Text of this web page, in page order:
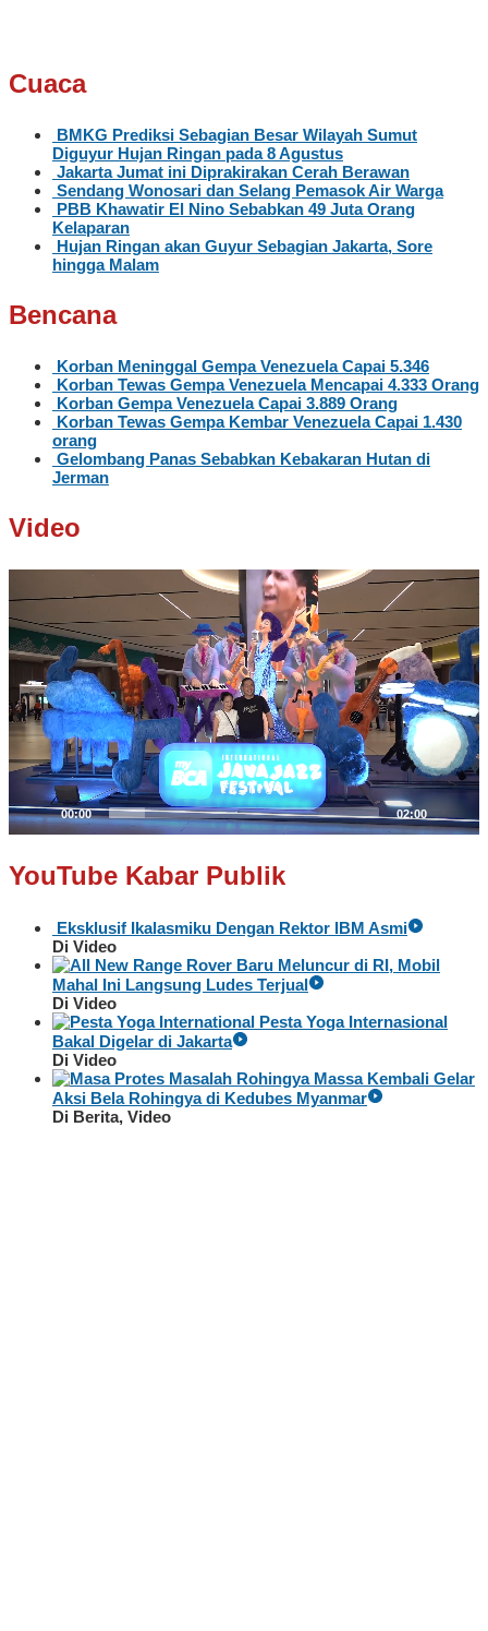
Cuaca
BMKG Prediksi Sebagian Besar Wilayah Sumut
Diguyur Hujan Ringan pada 8 Agustus
Jakarta Jumat ini Diprakirakan Cerah Berawan
Sendang Wonosari dan Selang Pemasok Air Warga
PBB Khawatir El Nino Sebabkan 49 Juta Orang
Kelaparan
Hujan Ringan akan Guyur Sebagian Jakarta, Sore
hingga Malam
Bencana
Korban Meninggal Gempa Venezuela Capai 5.346
Korban Tewas Gempa Venezuela Mencapai 4.333 Orang
Korban Gempa Venezuela Capai 3.889 Orang
Korban Tewas Gempa Kembar Venezuela Capai 1.430
orang
Gelombang Panas Sebabkan Kebakaran Hutan di
Jerman
Video
Video
00:00 02:00
YouTube Kabar Publik
Eksklusif Ikalasmiku Dengan Rektor IBM Asmi
Di Video
Baru Meluncur di RI, Mobil
Mahal Ini Langsung Ludes Terjual
Di Video
Pesta Yoga Internasional
Bakal Digelar di Jakarta
Di Video
Massa Kembali Gelar
Aksi Bela Rohingya di Kedubes Myanmar
Di Berita, Video